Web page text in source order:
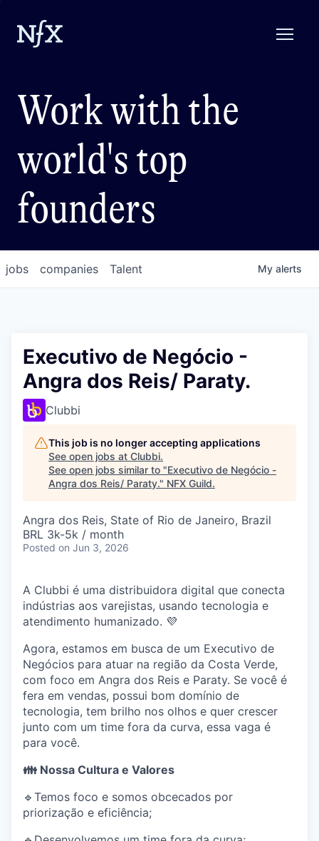
Work with the
world's top
founders
jobs companies Talent My alerts
Executivo de Negócio -
Angra dos Reis/ Paraty.
Clubbi
This job is no longer accepting applications
See open jobs at Clubbi.
See open jobs similar to "Executivo de Negócio -
Angra dos Reis/ Paraty." NFX Guild.
Angra dos Reis, State of Rio de Janeiro, Brazil
BRL 3k-5k / month
Posted on Jun 3, 2026
A Clubbi é uma distribuidora digital que conecta
indústrias aos varejistas, usando tecnologia e
atendimento humanizado. 💜
Agora, estamos em busca de um Executivo de
Negócios para atuar na região da Costa Verde,
com foco em Angra dos Reis e Paraty. Se você é
fera em vendas, possui bom domínio de
tecnologia, tem brilho nos olhos e quer crescer
junto com um time fora da curva, essa vaga é
para você.
👪 Nossa Cultura e Valores
🔹Temos foco e somos obcecados por
priorização e eficiência;